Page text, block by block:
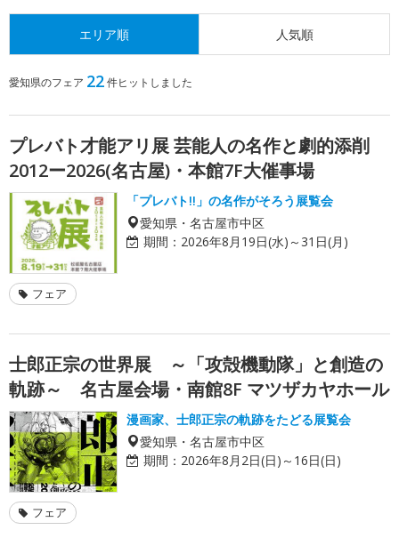
エリア順 人気順
愛知県のフェア 22件ヒットしました
プレバト才能アリ展 芸能人の名作と劇的添削
2012ー2026(名古屋)・本館7F大催事場
「プレバト!!」の名作がそろう展覧会
愛知県・名古屋市中区
期間： 2026年8月19日(水)～31日(月)
フェア
士郎正宗の世界展 ～「攻殻機動隊」と創造の
軌跡～ 名古屋会場・南館8F マツザカヤホール
漫画家、士郎正宗の軌跡をたどる展覧会
愛知県・名古屋市中区
期間： 2026年8月2日(日)～16日(日)
フェア